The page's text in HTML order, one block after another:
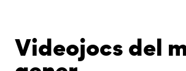
Videojocs del